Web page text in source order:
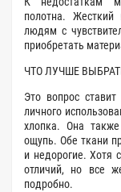
полотна.
людям с
приобретать
ЧТО ЛУЧШЕ
Это вопрос
личного
хлопка. Она
ощупь. Обе ткани
и недорогие. Хотя
отличий, но все
подробно.